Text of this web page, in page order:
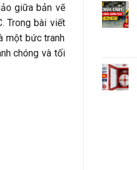
giữa bản vẽ
Trong bài viết
một bức tranh
chóng và tối